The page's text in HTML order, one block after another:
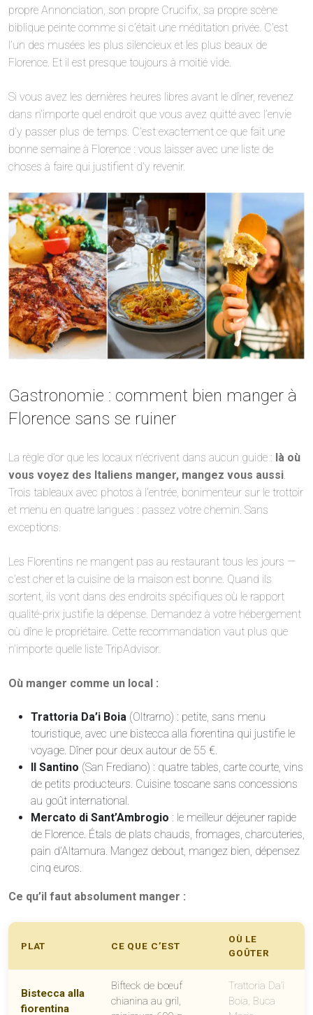
propre Annonciation, son propre Crucifix, sa propre scène
biblique peinte comme si c’était une méditation privée. C’est
l’un des musées les plus silencieux et les plus beaux de
Florence. Et il est presque toujours à moitié vide.
Si vous avez les dernières heures libres avant le dîner, revenez
dans n’importe quel endroit que vous avez quitté avec l’envie
d’y passer plus de temps. C’est exactement ce que fait une
bonne semaine à Florence : vous laisser avec une liste de
choses à faire qui justifient d’y revenir.
Gastronomie : comment bien manger à
Florence sans se ruiner
La règle d’or que les locaux n’écrivent dans aucun guide : là où
vous voyez des Italiens manger, mangez vous aussi
Trois tableaux avec photos à l’entrée, bonimenteur sur le trottoir
et menu en quatre langues : passez votre chemin. Sans
exceptions.
Les Florentins ne mangent pas au restaurant tous les jours —
c’est cher et la cuisine de la maison est bonne. Quand ils
sortent, ils vont dans des endroits spécifiques où le rapport
qualité-prix justifie la dépense. Demandez à votre hébergement
où dîne le propriétaire. Cette recommandation vaut plus que
n’importe quelle liste TripAdvisor.
Où manger comme un local :
Trattoria Da’i Boia (Oltrarno) : petite, sans menu
touristique, avec une bistecca alla fiorentina qui justifie le
voyage. Dîner pour deux autour de 55 €.
Il Santino (San Frediano) : quatre tables, carte courte, vins
de petits producteurs. Cuisine toscane sans concessions
au goût international.
Mercato di Sant’Ambrogio : le meilleur déjeuner rapide
de Florence. Étals de plats chauds, fromages, charcuteries,
pain d’Altamura. Mangez debout, mangez bien, dépensez
cinq euros.
Ce qu’il faut absolument manger :
PLAT CE QUE C’EST
OÙ LE
GOÛTER
Bistecca alla
fiorentina
Bifteck de bœuf
chianina au gril,
Trattoria Da’i
Boia, Buca